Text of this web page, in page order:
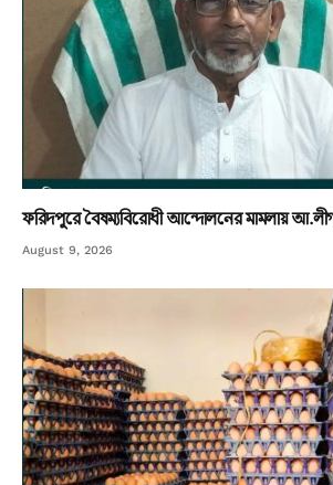
ফরিদপুরে বৈষম্যবিরোধী আন্দোলনের মামলায় আ.লীগ
August 9, 2026